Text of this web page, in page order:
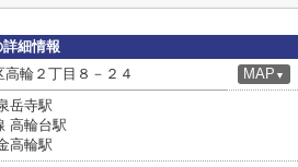
細情報
高輪２丁目８－２４ MAP ▼
岳寺駅
高輪台駅
高輪駅